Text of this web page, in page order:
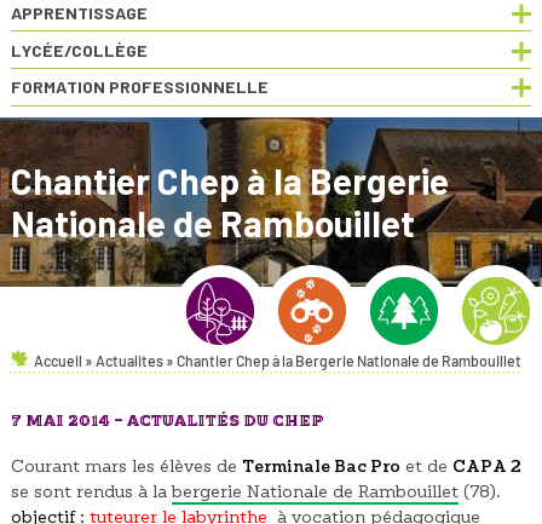
APPRENTISSAGE
LYCÉE/COLLÈGE
FORMATION PROFESSIONNELLE
Chantier Chep à la Bergerie
Nationale de Rambouillet
AMÉNAGEMENTS PAYSAGERS
NATURE & ENVIRONNEMENT
FORÊT
Accueil »Actualites »Chantier Chep à la Bergerie Nationale de Rambouillet
7 MAI 2014 - ACTUALITÉS DU CHEP
Courant mars les élèves de Terminale Bac Pro et de CAPA 2
se sont rendus à la bergerie Nationale de Rambouillet(78).
objectif : tuteurer le labyrinthe à vocation pédagogique